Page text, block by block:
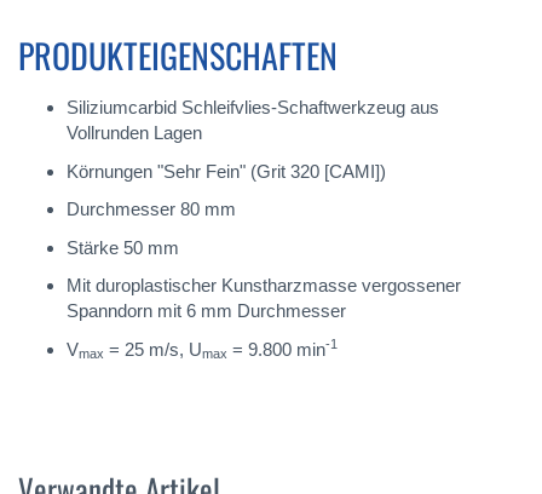
PRODUKTEIGENSCHAFTEN
Siliziumcarbid Schleifvlies-Schaftwerkzeug aus
Vollrunden Lagen
Körnungen "Sehr Fein" (Grit 320 [CAMI])
Durchmesser 80 mm
Stärke 50 mm
Mit duroplastischer Kunstharzmasse vergossener
Spanndorn mit 6 mm Durchmesser
Vmax = 25 m/s, Umax = 9.800 min-1